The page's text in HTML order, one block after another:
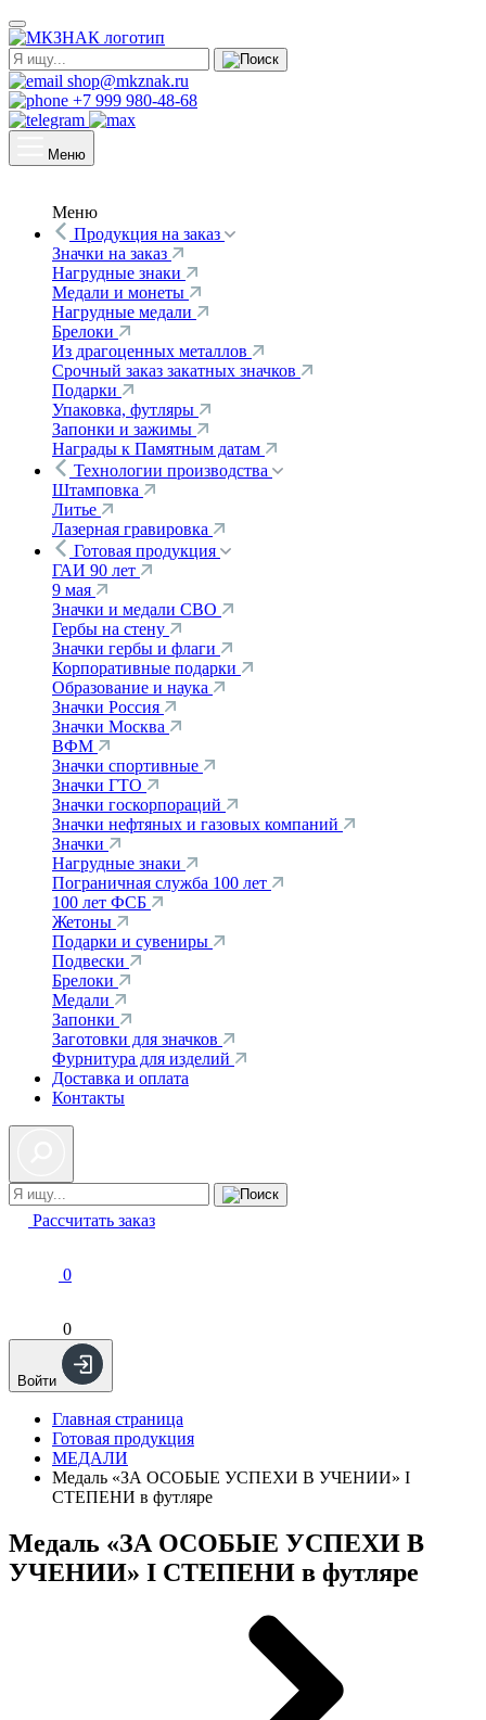
shop@mkznak.ru
+7 999 980-48-68
Меню
Меню
Продукция на заказ
Значки на заказ
Нагрудные знаки
Медали и монеты
Нагрудные медали
Брелоки
Из драгоценных металлов
Срочный заказ закатных значков
Подарки
Упаковка, футляры
Запонки и зажимы
Награды к Памятным датам
Технологии производства
Штамповка
Литье
Лазерная гравировка
Готовая продукция
ГАИ 90 лет
9 мая
Значки и медали СВО
Гербы на стену
Значки гербы и флаги
Корпоративные подарки
Образование и наука
Значки Россия
Значки Москва
ВФМ
Значки спортивные
Значки ГТО
Значки госкорпораций
Значки нефтяных и газовых компаний
Значки
Нагрудные знаки
Пограничная служба 100 лет
100 лет ФСБ
Жетоны
Подарки и сувениры
Подвески
Брелоки
Медали
Запонки
Заготовки для значков
Фурнитура для изделий
Доставка и оплата
Контакты
Рассчитать заказ
0
0
Войти
Главная страница
Готовая продукция
МЕДАЛИ
Медаль «ЗА ОСОБЫЕ УСПЕХИ В УЧЕНИИ» I
СТЕПЕНИ в футляре
Медаль «ЗА ОСОБЫЕ УСПЕХИ В
УЧЕНИИ» I СТЕПЕНИ в футляре